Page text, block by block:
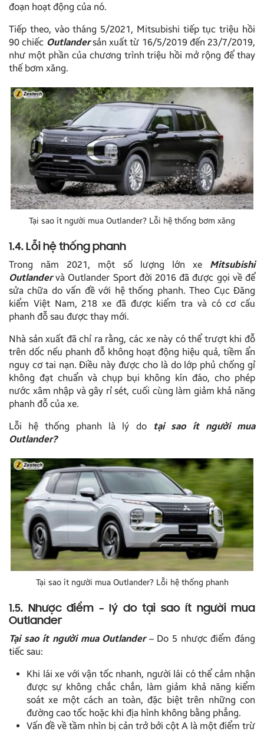
đoạn hoạt động của nó.
Tiếp theo, vào tháng 5/2021, Mitsubishi tiếp tục triệu hồi
90 chiếc Outlandersản xuất từ 16/5/2019 đến 23/7/2019,
như một phần của chương trình triệu hồi mở rộng để thay
thế bơm xăng.
Tại sao ít người mua Outlander? Lỗi hệ thống bơm xăng
1.4. Lỗi hệ thống phanh
Trong năm 2021, một số lượng lớn xe Mitsubishi
Outlandervà Outlander Sport đời 2016 đã được gọi về để
sửa chữa do vấn đề với hệ thống phanh. Theo Cục Đăng
kiểm Việt Nam, 218 xe đã được kiểm tra và có cơ cấu
phanh đỗ sau được thay mới.
Nhà sản xuất đã chỉ ra rằng, các xe này có thể trượt khi đỗ
trên dốc nếu phanh đỗ không hoạt động hiệu quả, tiềm ẩn
nguy cơ tai nạn. Điều này được cho là do lớp phủ chống gỉ
không đạt chuẩn và chụp bụi không kín đáo, cho phép
nước xâm nhập và gây rỉ sét, cuối cùng làm giảm khả năng
phanh đỗ của xe.
Lỗi hệ thống phanh là lý dotại sao ít người mua
Outlander?
Tại sao ít người mua Outlander? Lỗi hệ thống phanh
1.5. Nhược điểm – lý do tại sao ít người mua
Outlander
Tại sao ít người mua Outlander– Do 5 nhược điểm đáng
tiếc sau:
Khi lái xe với vận tốc nhanh, người lái có thể cảm nhận
được sự không chắc chắn, làm giảm khả năng kiểm
soát xe một cách an toàn, đặc biệt trên những con
đường cao tốc hoặc khi địa hình không bằng phẳng.
Vấn đề về tầm nhìn bị cản trở bởi cột A là một điểm trừ